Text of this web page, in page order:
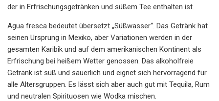
der in Erfrischungsgetränken und süßem Tee enthalten ist.
Agua fresca bedeutet übersetzt „Süßwasser“. Das Getränk hat
seinen Ursprung in Mexiko, aber Variationen werden in der
gesamten Karibik und auf dem amerikanischen Kontinent als
Erfrischung bei heißem Wetter genossen. Das alkoholfreie
Getränk ist süß und säuerlich und eignet sich hervorragend für
alle Altersgruppen. Es lässt sich aber auch gut mit Tequila, Rum
und neutralen Spirituosen wie Wodka mischen.